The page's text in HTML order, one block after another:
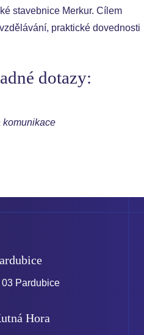
stavebnice Merkur. Cílem
praktické dovednosti
dotazy:
komunikace
Pardubice
Hora